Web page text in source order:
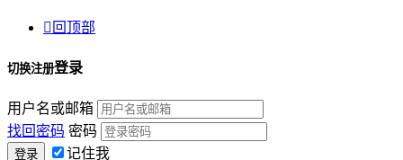
 回顶部
切换注册登录
用户名或邮箱
找回密码 密码
记住我